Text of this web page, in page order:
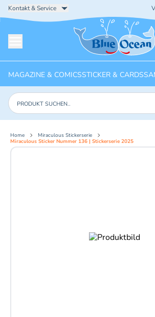
Kontakt & Service
Startseite
MAGAZINE & COMICSSTICKER & CARDS
Produkte suchen
Home
Miraculous Stickerserie
Miraculous Sticker Nummer 136 | Stickerserie 2025